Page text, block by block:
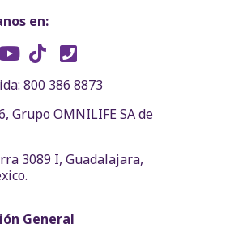
en:
800 386 8873
Grupo OMNILIFE SA de
3089 I, Guadalajara,
General